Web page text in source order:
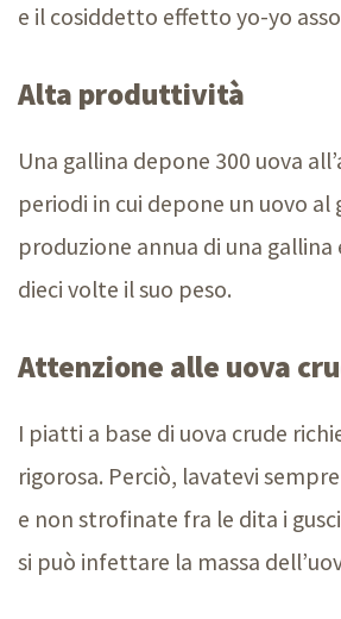
e il cosiddetto effetto yo-yo
Alta produttività
Una gallina depone 300 uova
periodi in cui depone un uovo al
produzione annua di una gallina
dieci volte il suo peso.
Attenzione alle uova
I piatti a base di uova crude
rigorosa. Perciò, lavatevi
e non strofinate fra le dita i
si può infettare la massa